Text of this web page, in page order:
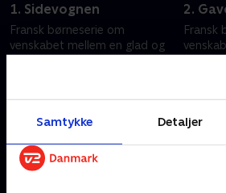
Samtykke Detaljer
1. Sidevognen
Fransk børneserie om
venskabet mellem en glad og
1. maj 2023 • 3 min
2.
Fransk
lille
1. maj
Andre så også